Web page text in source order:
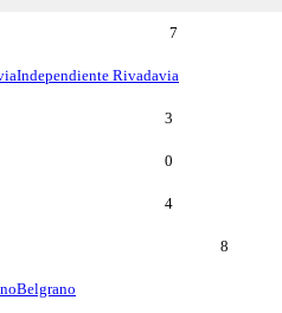
7
Independiente Rivadavia
3
0
4
8
Belgrano